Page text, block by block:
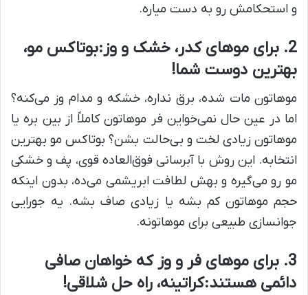
و استحکامش رو به دست میاره.
2. برای موهای کدر، خشک و وز: بوتاکس مو،
بهترین دوست شما!
موهاتون مات شده، برق نداره، خشکه و مدام وز می‌کنه؟
اما در عین حال نمی‌خواین فر موهاتون کاملاً از بین بره یا
موهاتون زیادی لخت و بی‌حالت بشن؟ بوتاکس مو بهترین
انتخابه. این روش با آبرسانی فوق‌العاده قوی، پف و خشکی
مو رو می‌گیره و بهش لطافت ابریشمی می‌ده، بدون اینکه
حجم موهاتون کم بشه یا زیادی صاف بشه. یه جورایی
جوانسازی طبیعی برای موهاتونه.
3. برای موهای فر و وز که خواهان صافی
دائمی هستند:کراتینه، راه حل شلاقی!